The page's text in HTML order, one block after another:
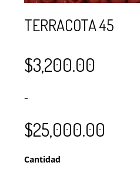
TERRACOTA 45
$3,200.00
–
$25,000.00
Cantidad